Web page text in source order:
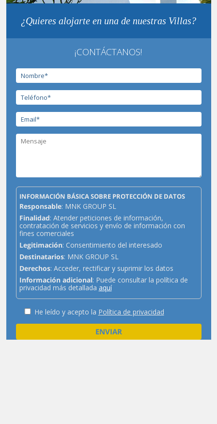
¿Quieres alojarte en una de nuestras Villas?
¡CONTÁCTANOS!
INFORMACIÓN BÁSICA SOBRE PROTECCIÓN DE DATOS
Responsable: MNK GROUP SL
Finalidad: Atender peticiones de información,
contratación de servicios y envío de información con
fines comerciales
Legitimación: Consentimiento del interesado
Destinatarios: MNK GROUP SL
Derechos: Acceder, rectificar y suprimir los datos
Información adicional: Puede consultar la política de
privacidad más detallada aquí
He leído y acepto la Política de privacidad